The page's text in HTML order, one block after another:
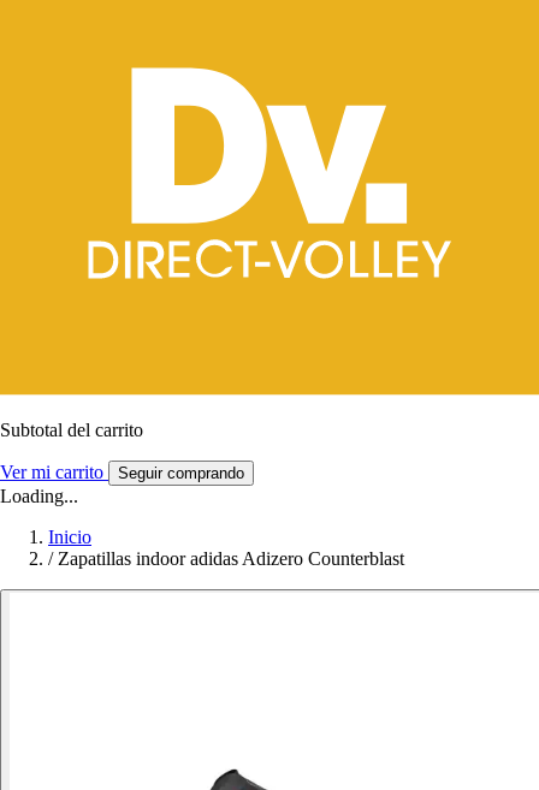
Subtotal del carrito
Ver mi carrito Seguir comprando
Loading...
Inicio
/ Zapatillas indoor adidas Adizero Counterblast